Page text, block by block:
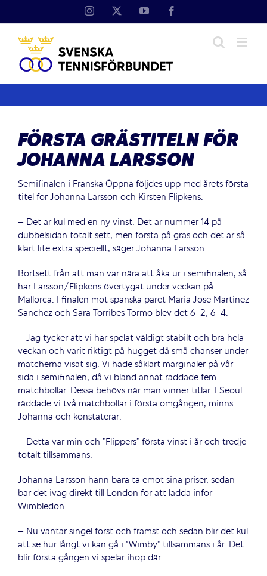
Instagram YouTube
FÖRSTA GRÄSTITELN FÖR
JOHANNA LARSSON
Semifinalen i Franska Öppna följdes upp med årets första
titel för Johanna Larsson och Kirsten Flipkens.
– Det är kul med en ny vinst. Det är nummer 14 på
dubbelsidan totalt sett, men första på gräs och det är så
klart lite extra speciellt, säger Johanna Larsson.
Bortsett från att man var nära att åka ur i semifinalen, så
har Larsson/Flipkens övertygat under veckan på
Mallorca. I finalen mot spanska paret Maria Jose Martinez
Sanchez och Sara Torribes Tormo blev det 6-2, 6-4.
– Jag tycker att vi har spelat väldigt stabilt och bra hela
veckan och varit riktigt på hugget då små chanser under
matcherna visat sig. Vi hade såklart marginaler på vår
sida i semifinalen, då vi bland annat räddade fem
matchbollar. Dessa behövs när man vinner titlar. I Seoul
räddade vi två matchbollar i första omgången, minns
Johanna och konstaterar:
– Detta var min och ”Flippers” första vinst i år och tredje
totalt tillsammans.
Johanna Larsson hann bara ta emot sina priser, sedan
bar det iväg direkt till London för att ladda inför
Wimbledon.
– Nu väntar singel först och främst och sedan blir det kul
att se hur långt vi kan gå i ”Wimby” tillsammans i år. Det
blir första gången vi spelar ihop där. .